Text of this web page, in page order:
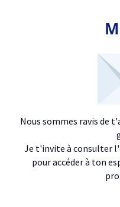
Nous sommes ravis de
Je t'invite à consulter
pour accéder à ton